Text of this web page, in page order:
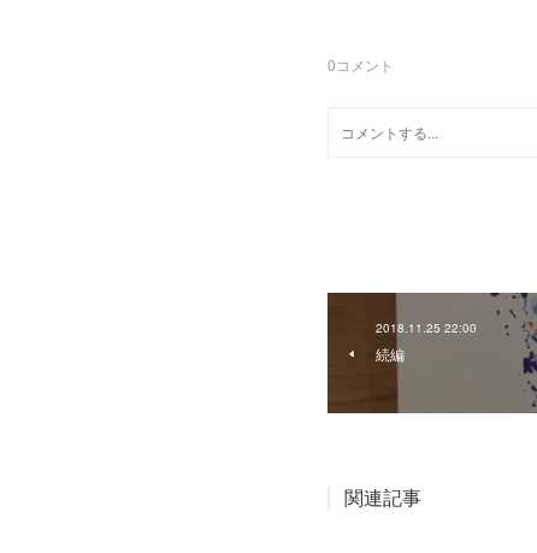
0コメント
2018.11.25 22:00
続編
関連記事